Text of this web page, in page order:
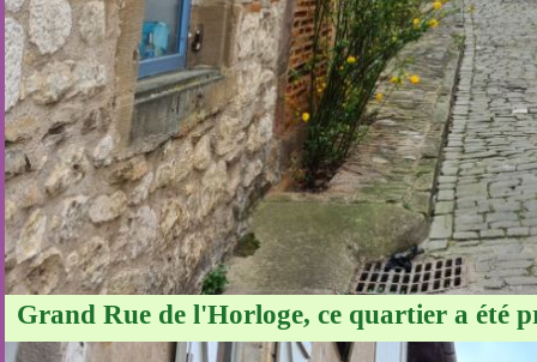
Grand Rue de l'Horloge, ce quartier a été